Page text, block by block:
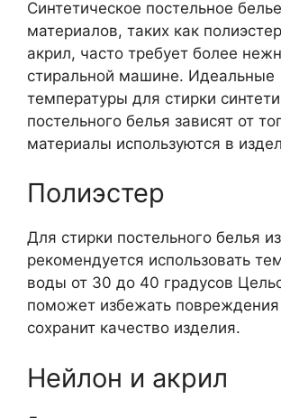
Синтетическое постельное
материалов, таких как
акрил, часто требует более
стиральной машине. Идеальные
температуры для стирки
постельного белья зависят от
материалы используются в
Полиэстер
Для стирки постельного белья
рекомендуется использовать
воды от 30 до 40 градусов
поможет избежать повреждения
сохранит качество изделия.
Нейлон и акрил